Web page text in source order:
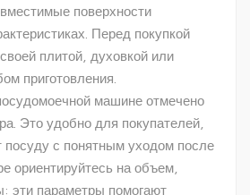
поверхности
Перед покупкой
плитой, духовкой или
приготовления.
машине отмечено
Это удобно для покупателей,
с понятным уходом после
ориентируйтесь на объем,
эти параметры помогают